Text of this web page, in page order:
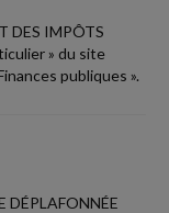
DES IMPÔTS
» du site
publiques ».
DÉPLAFONNÉE